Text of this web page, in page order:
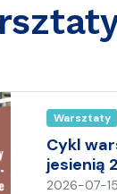
Warsztaty
Cykl
jesienią
2026-07-15